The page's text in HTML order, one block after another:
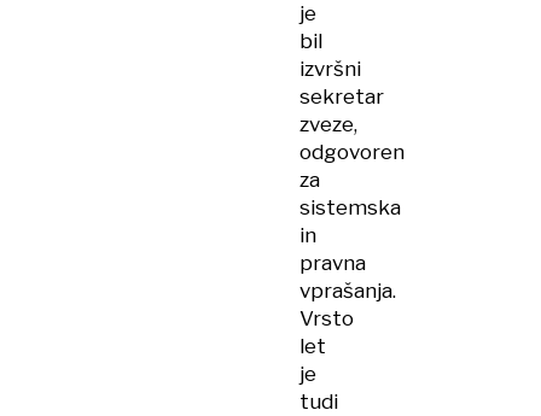
je
bil
izvršni
sekretar
zveze,
odgovoren
za
sistemska
in
pravna
vprašanja.
Vrsto
let
je
tudi